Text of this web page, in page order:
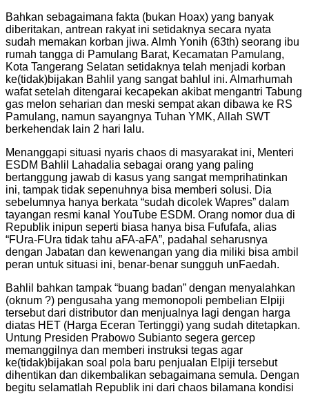
Bahkan sebagaimana fakta (bukan Hoax) yang banyak
diberitakan, antrean rakyat ini setidaknya secara nyata
sudah memakan korban jiwa. Almh Yonih (63th) seorang ibu
rumah tangga di Pamulang Barat, Kecamatan Pamulang,
Kota Tangerang Selatan setidaknya telah menjadi korban
ke(tidak)bijakan Bahlil yang sangat bahlul ini. Almarhumah
wafat setelah ditengarai kecapekan akibat mengantri Tabung
gas melon seharian dan meski sempat akan dibawa ke RS
Pamulang, namun sayangnya Tuhan YMK, Allah SWT
berkehendak lain 2 hari lalu.
Menanggapi situasi nyaris chaos di masyarakat ini, Menteri
ESDM Bahlil Lahadalia sebagai orang yang paling
bertanggung jawab di kasus yang sangat memprihatinkan
ini, tampak tidak sepenuhnya bisa memberi solusi. Dia
sebelumnya hanya berkata “sudah dicolek Wapres” dalam
tayangan resmi kanal YouTube ESDM. Orang nomor dua di
Republik inipun seperti biasa hanya bisa Fufufafa, alias
“FUra-FUra tidak tahu aFA-aFA”, padahal seharusnya
dengan Jabatan dan kewenangan yang dia miliki bisa ambil
peran untuk situasi ini, benar-benar sungguh unFaedah.
Bahlil bahkan tampak “buang badan” dengan menyalahkan
(oknum ?) pengusaha yang memonopoli pembelian Elpiji
tersebut dari distributor dan menjualnya lagi dengan harga
diatas HET (Harga Eceran Tertinggi) yang sudah ditetapkan.
Untung Presiden Prabowo Subianto segera gercep
memanggilnya dan memberi instruksi tegas agar
ke(tidak)bijakan soal pola baru penjualan Elpiji tersebut
dihentikan dan dikembalikan sebagaimana semula. Dengan
begitu selamatlah Republik ini dari chaos bilamana kondisi